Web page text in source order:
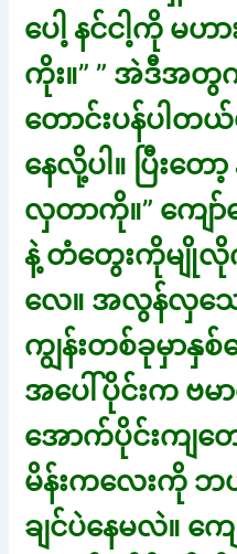
ပေါ့ နင်ငါ့ကို မဟ
ကိုး။” ” အဲဒီအတွ
တောင်းပန်ပါတယ်
နေလို့ပါ။ ပြီးတ
လှတာကို။” ကျော်
နဲ့ တံတွေးကိုမ
လေ။ အလွန်လှသေ
ကျွန်းတစ်ခုမှာနှ
အပေါ်ပိုင်းက ဗမ
အောက်ပိုင်းကျတ
မိန်းကလေးကို ဘ
ချင်ပဲနေမလဲ။ က